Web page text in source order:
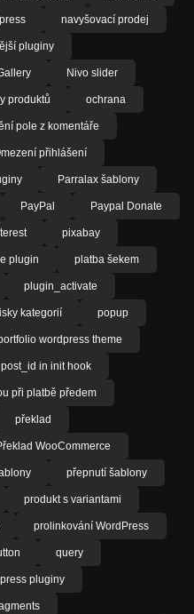
navyšovací prodej
pluginy
Nivo slider
produktů ochrana
pole z komentáře
přihlášení
Parralax šablony
PayPal Paypal Donate
pixabay
plugin platba šekem
plugin_activate
kategorií popup
wordpress theme
post_id in init hook
při platbě předem
překlad
WooCommerce
přepnutí šablony
produkt s variantami
prolinkování WordPress
query
pluginy